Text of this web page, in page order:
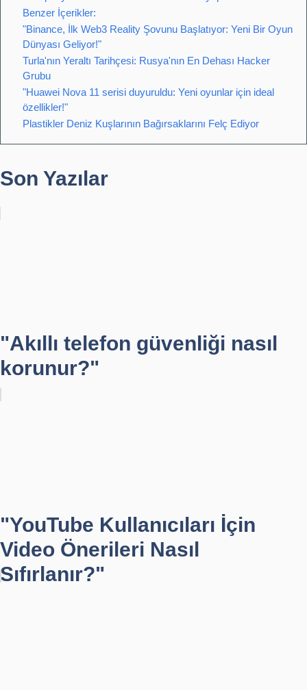
Benzer İçerikler:
"Binance, İlk Web3 Reality Şovunu Başlatıyor: Yeni Bir Oyun
Dünyası Geliyor!"
Turla'nın Yeraltı Tarihçesi: Rusya'nın En Dehası Hacker
Grubu
"Huawei Nova 11 serisi duyuruldu: Yeni oyunlar için ideal
özellikler!"
Plastikler Deniz Kuşlarının Bağırsaklarını Felç Ediyor
Son Yazılar
"Akıllı telefon güvenliği nasıl
korunur?"
"YouTube Kullanıcıları İçin
Video Önerileri Nasıl
Sıfırlanır?"